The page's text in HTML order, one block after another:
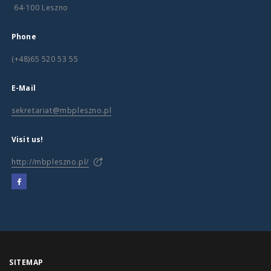
64-100 Leszno
Phone
(+48)65 520 53 55
E-Mail
sekretariat@mbpleszno.pl
Visit us!
http://mbpleszno.pl/
SITEMAP